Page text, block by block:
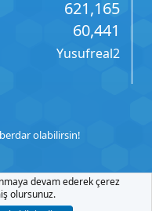
621,165
60,441
Yusufreal2
olabilirsin!
devam ederek çerez
olursunuz.